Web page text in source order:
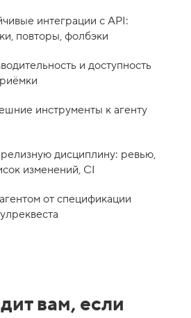
интеграции с API:
повторы, фолбэки
и доступность
инструменты к агенту
дисциплину: ревью,
изменений, CI
от спецификации
вам, если